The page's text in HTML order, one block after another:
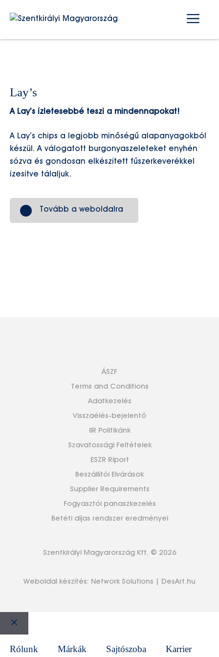
Lay’s
A Lay’s ízletesebbé teszi a mindennapokat!
A Lay’s chips a legjobb minőségű alapanyagokból
készül. A válogatott burgonyaszeleteket enyhén
sózva és gondosan elkészített fűszerkeverékkel
ízesítve tálaljuk.
Tovább a weboldalra
ÁSZF
Terms and Conditions
Adatkezelés
Visszaélés-bejelentő
IIR Politikánk
Szavatossági Feltételek
ESZR Riport
Beszállítói Elvárások
Supplier Requirements
Fogyasztói panaszkezelés
Betéti díjas rendszer eredményei
Szentkirályi Magyarország Kft. © 2026
Weboldal készítés: Network Solutions DesArt.hu
Bezár
Rólunk Márkák Sajtószoba Karrier